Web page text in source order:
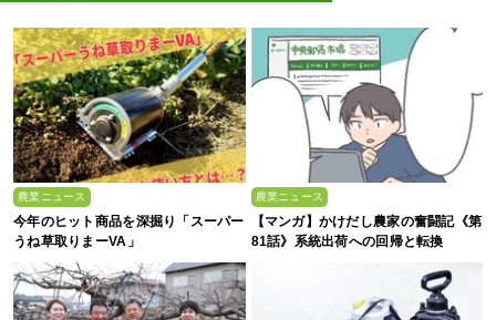
農業ニュース
今年のヒット商品を深掘り「スーパー
うね草取りまーVA」
農業ニュース
【マンガ】かけだし農家の奮闘記《第
81話》系統出荷への回帰と転換